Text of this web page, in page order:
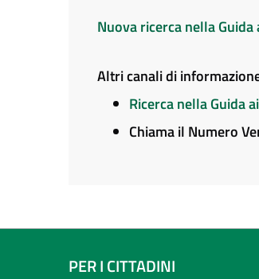
Nuova ricerca nella
Altri canali di
Ricerca nella Guida
Chiama il Numero
PER I CITTADINI